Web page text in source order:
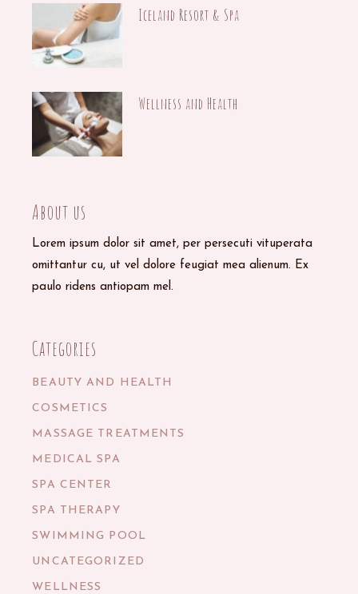
Iceland Resort & Spa
Wellness and Health
About us
Lorem ipsum dolor sit amet, per persecuti vituperata
omittantur cu, ut vel dolore feugiat mea alienum. Ex
paulo ridens antiopam mel.
Categories
BEAUTY AND HEALTH
COSMETICS
MASSAGE TREATMENTS
MEDICAL SPA
SPA CENTER
SPA THERAPY
SWIMMING POOL
UNCATEGORIZED
WELLNESS